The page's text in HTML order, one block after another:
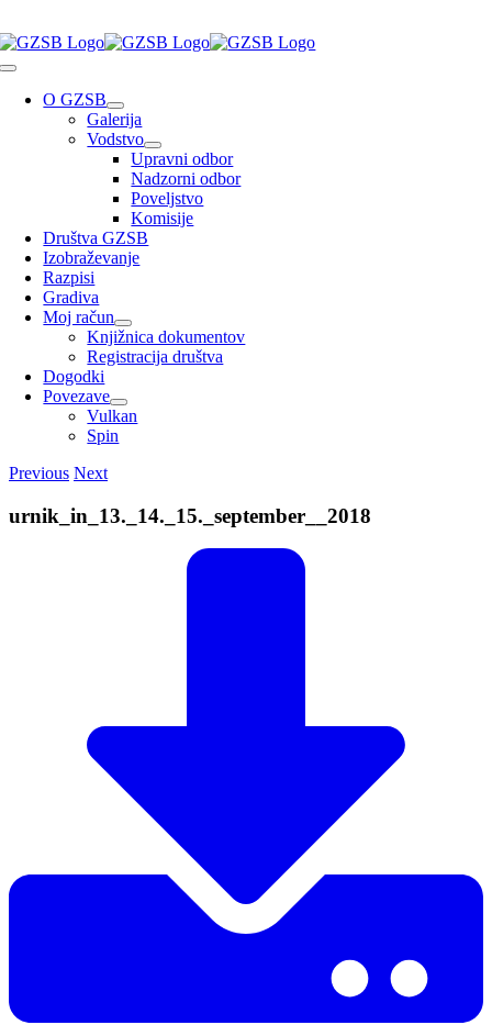
Skip
to
Toggle
NavigationO GZSB
Galerija
Vodstvo
Upravni odbor
Nadzorni odbor
Poveljstvo
Komisije
Društva GZSB
Izobraževanje
Razpisi
Gradiva
Moj račun
Knjižnica dokumentov
Registracija društva
Dogodki
Povezave
Vulkan
Spin
Previous Next
urnik_in_13._14._15._september__2018